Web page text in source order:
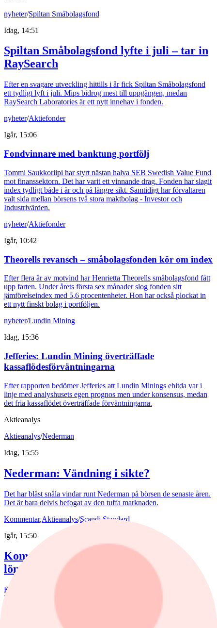
nyheter/Spiltan Småbolagsfond
Idag, 14:51
Spiltan Småbolagsfond lyfte i juli – tar in
RaySearch
Efter en svagare utveckling hittills i år fick Spiltan Småbolagsfond
ett tydligt lyft i juli. Mips bidrog mest till uppgången, medan
RaySearch Laboratories är ett nytt innehav i fonden.
nyheter/Aktiefonder
Igår, 15:06
Fondvinnare med banktung portfölj
Tommi Saukkoriipi har styrt nästan halva SEB Swedish Value Fund
mot finanssektorn. Det har varit ett vinnande drag. Fonden har slagit
index tydligt både i år och på längre sikt. Samtidigt har förvaltaren
valt sida mellan börsens två stora maktbolag - Investor och
Industrivärden.
nyheter/Aktiefonder
Igår, 10:42
Theorells revansch – småbolagsfonden kör om index
Efter flera år av motvind har Henrietta Theorells småbolagsfond fått
upp farten. Under årets första sex månader slog fonden sitt
jämförelseindex med 5,6 procentenheter. Hon har också plockat in
ett nytt finskt bolag i portföljen.
nyheter/Lundin Mining
Idag, 15:36
Jefferies: Lundin Mining överträffade
kassaflödesförväntningarna
Efter rapporten bedömer Jefferies att Lundin Minings ebitda var i
linje med analyshusets egen prognos men under konsensus, medan
det fria kassaflödet överträffade förväntningarna.
Aktieanalys
Aktieanalys/Nederman
Idag, 15:55
Nederman: Vändning i sikte?
Det har blåst snåla vindar runt Nederman på börsen de senaste åren.
Det är bara delvis befogat av den tuffa marknaden.
Kommentar,Aktieanalys/Scandi Standard
Igår, 15:50
Kommentar: Kan nuggets bli lika
lönsamma som kycklingfilé?
Kycklingproducenten Scandi Standard håller hög fart i affärerna.
Bredden är uppfriskande och flera av affärerna kan bli riktiga
panerade kycklingprodukter, av typen chicken nuggets, blir lönsam.